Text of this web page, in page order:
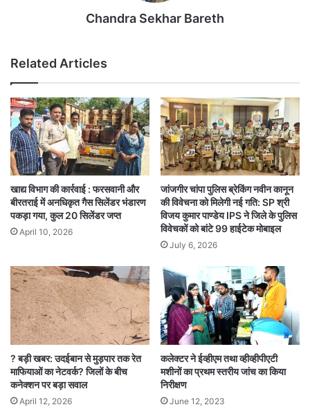
Chandra Sekhar Bareth
Related Articles
खाद्य विभाग की कार्रवाई : फरसवानी और
बीरतराई में अनधिकृत गैस सिलेंडर भंडारण
पकड़ा गया, कुल 20 सिलेंडर जप्त
April 10, 2026
जांजगीर चांपा पुलिस ब्रेकिंग नवीन कानून
की विवेचना को मिलेगी नई गति: SP श्री
विजय कुमार पाण्डेय IPS ने जिले के पुलिस
विवेचकों को बांटे 99 हाईटेक मोबाइल
July 6, 2026
? बड़ी खबर: उदईबान से मुड़पार तक रेत
माफियाओं का नेटवर्क? जिलों के बीच
कनेक्शन पर बड़ा सवाल
April 12, 2026
कलेक्टर ने ईव्हीएम तथा व्हीव्हीपीएटी
मशीनों का प्रथम स्तरीय जांच का किया
निरीक्षण
June 12, 2023